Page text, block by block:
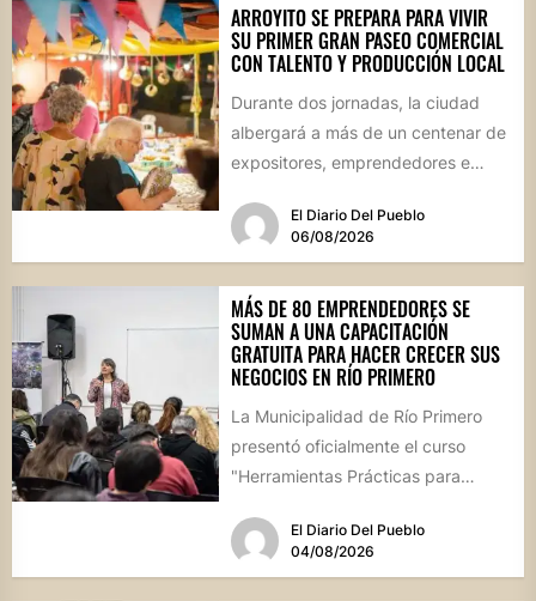
ARROYITO SE PREPARA PARA VIVIR
SU PRIMER GRAN PASEO COMERCIAL
CON TALENTO Y PRODUCCIÓN LOCAL
Durante dos jornadas, la ciudad
albergará a más de un centenar de
expositores, emprendedores e
El Diario Del Pueblo
06/08/2026
MÁS DE 80 EMPRENDEDORES SE
SUMAN A UNA CAPACITACIÓN
GRATUITA PARA HACER CRECER SUS
NEGOCIOS EN RÍO PRIMERO
La Municipalidad de Río Primero
presentó oficialmente el curso
"Herramientas Prácticas para
destinada a emprendedores,...
El Diario Del Pueblo
04/08/2026